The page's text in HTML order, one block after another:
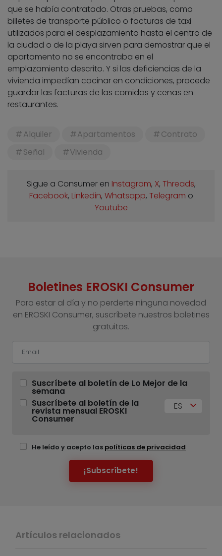
que se había contratado. Otras pruebas, como
billetes de transporte público o facturas de taxi
utilizados para el desplazamiento hasta el centro de
la ciudad o de la playa sirven para demostrar que el
apartamento no se encontraba en el
emplazamiento descrito. Y si las deficiencias de la
vivienda impedían cocinar en condiciones, procede
guardar las facturas de las comidas y cenas en
restaurantes.
Alquiler Apartamentos
Contrato
Señal
Vivienda
Sigue a Consumer en Instagram, X, Threads,
Facebook, Linkedin, Whatsapp, Telegram o
Youtube
Boletines EROSKI Consumer
Para estar al día y no perderte ninguna novedad
en EROSKI Consumer, suscríbete nuestros boletines
gratuitos.
Suscríbete al boletín de Lo Mejor de la
semana
Suscríbete al boletín de la
revista mensual EROSKI
Consumer
ES
He leído y acepto las políticas de privacidad
¡Subscríbete!
Artículos relacionados